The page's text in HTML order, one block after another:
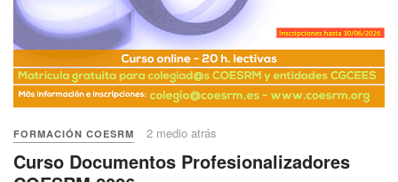
FORMACIÓN COESRM 2 medio atrás
Curso Documentos Profesionalizadores